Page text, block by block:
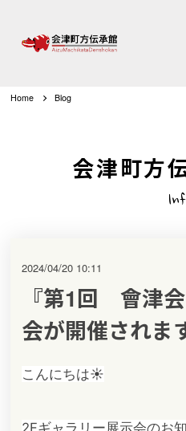
Home Blog
会津町方
『第1回 會津
会が開催されま
2024/04/20 10:11
こんにちは☀️
2Fギャラリー展示会のお